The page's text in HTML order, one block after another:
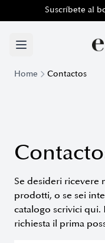
Suscríbete al
Suscríbete al
Home Contactos
Se desideri ricevere
prodotti, o se sei
catalogo scrivici qui.
richiesta il prima